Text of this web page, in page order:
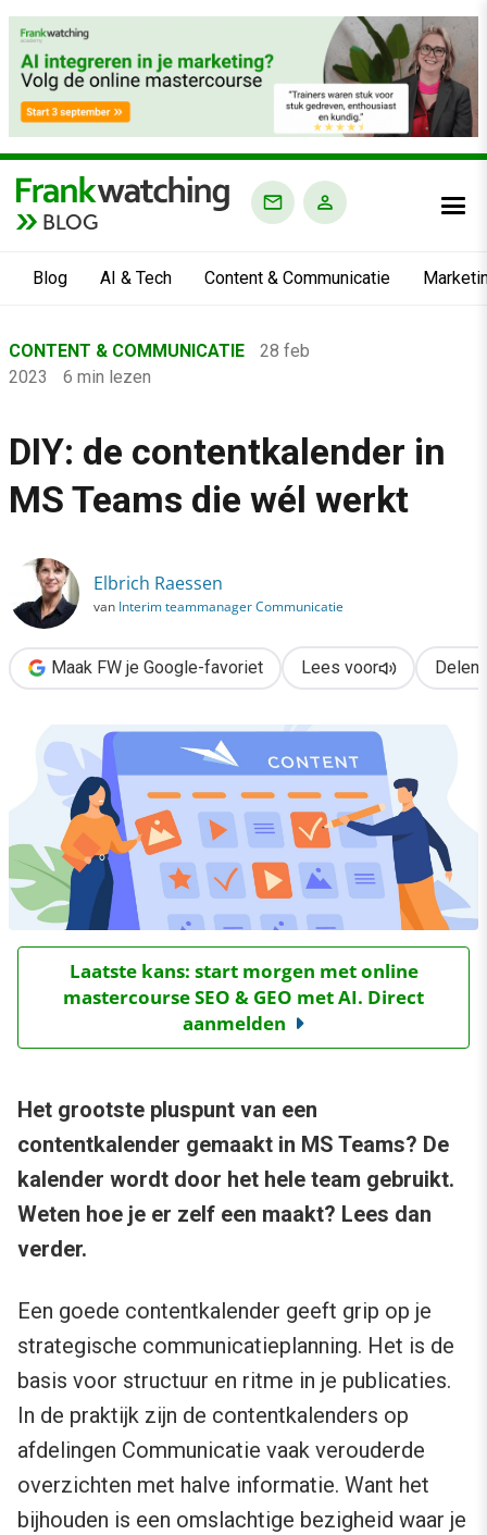
BLOG
Blog AI & Tech Content & Communicatie
›
Content & Communicatie
CONTENT & COMMUNICATIE
28 feb
2023
6 min lezen
DIY: de contentkalender in
MS Teams die wél werkt
Elbrich Raessen
van Interim teammanager Communicatie
Maak FW je Google-favoriet Lees voor Delen
Laatste kans: start morgen met online
mastercourse SEO & GEO met AI. Direct
aanmelden
Het grootste pluspunt van een
contentkalender gemaakt in MS Teams? De
kalender wordt door het hele team gebruikt.
Weten hoe je er zelf een maakt? Lees dan
verder.
Een goede contentkalender geeft grip op je
strategische communicatieplanning. Het is de
basis voor structuur en ritme in je publicaties.
In de praktijk zijn de contentkalenders op
afdelingen Communicatie vaak verouderde
overzichten met halve informatie. Want het
bijhouden is een omslachtige bezigheid waar je